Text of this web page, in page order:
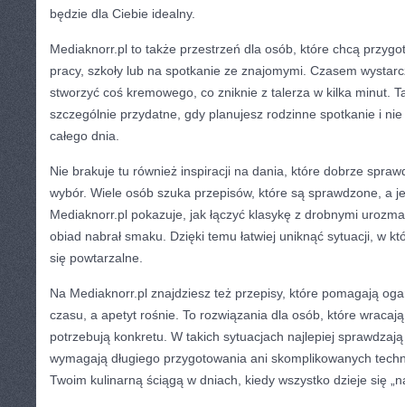
będzie dla Ciebie idealny.
Mediaknorr.pl to także przestrzeń dla osób, które chcą
pracy, szkoły lub na spotkanie ze znajomymi. Czasem
stworzyć coś kremowego, co zniknie z talerza w kilka minut.
szczególnie przydatne, gdy planujesz rodzinne spotkanie i
całego dnia.
Nie brakuje tu również inspiracji na dania, które dobrze
wybór. Wiele osób szuka przepisów, które są sprawdzone, a
Mediaknorr.pl pokazuje, jak łączyć klasykę z drobnymi
obiad nabrał smaku. Dzięki temu łatwiej uniknąć sytuacji, w
się powtarzalne.
Na Mediaknorr.pl znajdziesz też przepisy, które pomagają
czasu, a apetyt rośnie. To rozwiązania dla osób, które
potrzebują konkretu. W takich sytuacjach najlepiej
wymagają długiego przygotowania ani skomplikowanych
Twoim kulinarną ściągą w dniach, kiedy wszystko dzieje się